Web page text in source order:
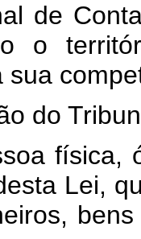
de
o
sua
do
física,
Lei,